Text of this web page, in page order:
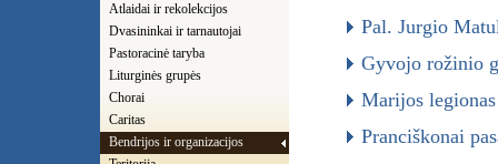
Pal. Jurgio
Gyvojo rožinio
Marijos legionas
Pranciškonai
Atlaidai ir rekolekcijos
Dvasininkai ir tarnautojai
Pastoracinė taryba
Liturginės grupės
Chorai
Caritas
Bendrijos ir organizacijos